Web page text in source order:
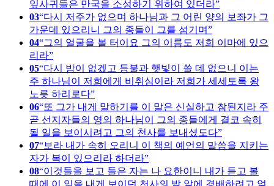
잎사귀들은 만국을 소성하기 위하여 있더라
03 다시 저주가 없으며 하나님과 그 어린 양의 보좌가 그
가운데 있으리니 그의 종들이 그를 섬기며
04 그의 얼굴을 볼 터이요 그의 이름도 저희 이마에 있으
리라
05 다시 밤이 없겠고 등불과 햇빛이 쓸 데 없으니 이는
주 하나님이 저희에게 비취심이라 저희가 세세토록 왕
노릇 하리로다
06 또 그가 내게 말하기를 이 말은 신실하고 참된지라 주
곧 선지자들의 영의 하나님이 그의 종들에게 결코 속히
될 일을 보이시려고 그의 천사를 보내셨도다
07 보라 내가 속히 오리니 이 책의 예언의 말씀을 지키는
자가 복이 있으리라 하더라
08 이것들을 보고 들은 자는 나 요한이니 내가 듣고 볼
때에 이 일을 내게 보이던 천사의 발 앞에 경배하려고 엎